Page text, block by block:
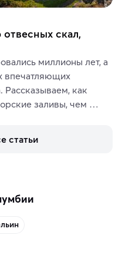
скал,
миллионы лет, а
впечатляющих
как
заливы, чем
статьи